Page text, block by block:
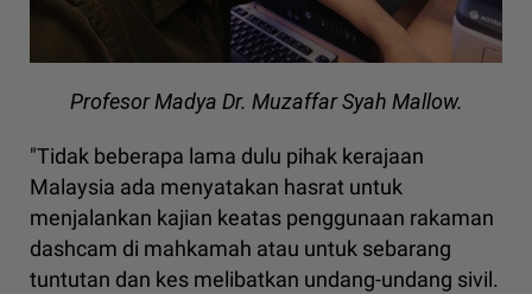
Profesor Madya Dr. Muzaffar Syah Mallow.
"Tidak beberapa lama dulu pihak kerajaan
Malaysia ada menyatakan hasrat untuk
menjalankan kajian keatas penggunaan rakaman
dashcam di mahkamah atau untuk sebarang
tuntutan dan kes melibatkan undang-undang sivil.